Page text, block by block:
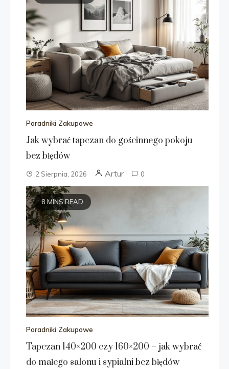
Poradniki Zakupowe
Jak wybrać tapczan do gościnnego pokoju
bez błędów
2 Sierpnia, 2026 Artur 0
8 MINS READ
Poradniki Zakupowe
Tapczan 140×200 czy 160×200 – jak wybrać
do małego salonu i sypialni bez błędów